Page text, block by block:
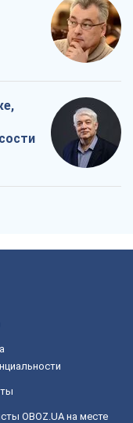
OBOZ.UA на месте